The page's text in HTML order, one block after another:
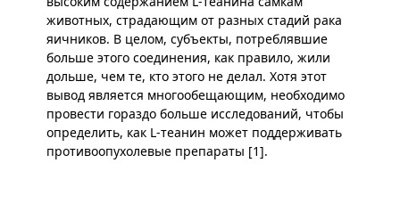
животных, страдающим от разных стадий рака
яичников. В целом, субъекты, потреблявшие
больше этого соединения, как правило, жили
дольше, чем те, кто этого не делал. Хотя этот
вывод является многообещающим, необходимо
провести гораздо больше исследований, чтобы
определить, как L-теанин может поддерживать
противоопухолевые препараты [1].